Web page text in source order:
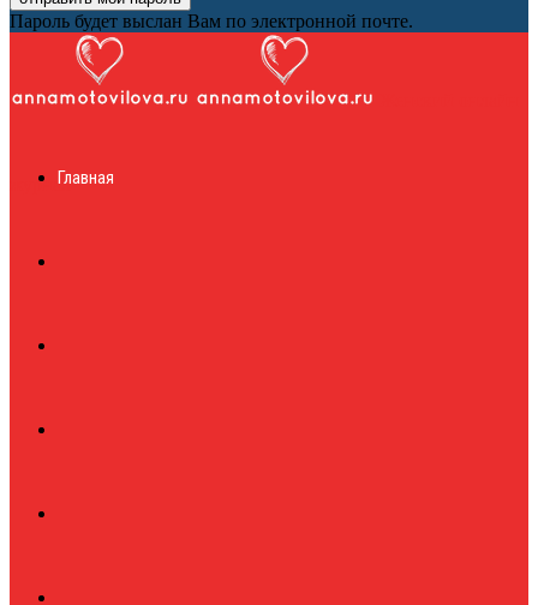
Пароль будет выслан Вам по электронной почте.
журналГлавная